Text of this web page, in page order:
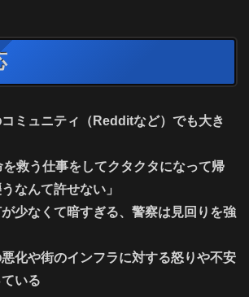
ミュニティ（Redditなど）でも大き
を救う仕事をしてクタクタになって帰
なんて許せない」
が少なくて暗すぎる、警察は見回りを強
化や街のインフラに対する怒りや不安
いる